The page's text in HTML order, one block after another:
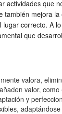
actividades que
mejora
lugar correcto. A
que
valora,
valor,
y